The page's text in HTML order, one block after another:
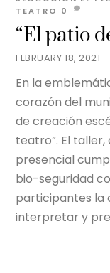
FEBRUARY 18, 2021
“El patio
TEATRO 0
En la
corazón del
de creación
teatro”. El
presencial
bio-seguridad
participantes la
interpretar y